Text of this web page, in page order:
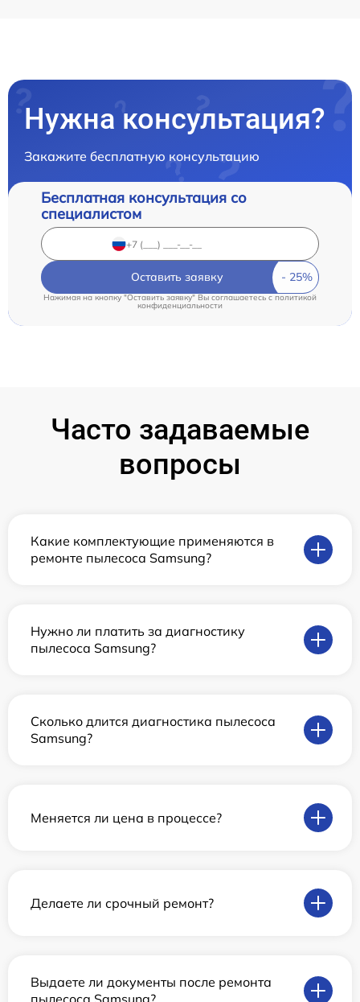
Нужна консультация?
Закажите бесплатную консультацию
Бесплатная консультация со
специалистом
Оставить заявку
Нажимая на кнопку "Оставить заявку" Вы соглашаетесь c политикой
конфиденциальности
Часто задаваемые
вопросы
Какие комплектующие применяются в
ремонте пылесоса Samsung?
Нужно ли платить за диагностику
пылесоса Samsung?
Сколько длится диагностика пылесоса
Samsung?
Меняется ли цена в процессе?
Делаете ли срочный ремонт?
Выдаете ли документы после ремонта